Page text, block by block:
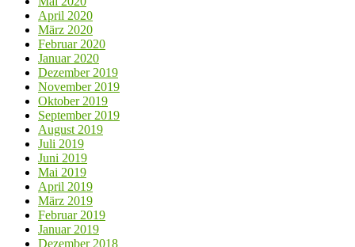
April 2020
März 2020
Februar 2020
Januar 2020
Dezember 2019
November 2019
Oktober 2019
September 2019
August 2019
Juli 2019
Juni 2019
Mai 2019
April 2019
März 2019
Februar 2019
Januar 2019
Dezember 2018